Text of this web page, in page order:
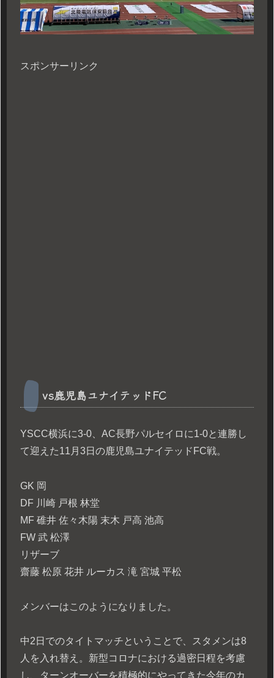
スポンサーリンク
vs鹿児島ユナイテッドFC
YSCC横浜に3-0、AC長野パルセイロに1-0と連勝し
て迎えた11月3日の鹿児島ユナイテッドFC戦。
GK 岡
DF 川崎 戸根 林堂
MF 碓井 佐々木陽 末木 戸高 池高
FW 武 松澤
リザーブ
齋藤 松原 花井 ルーカス 滝 宮城 平松
メンバーはこのようになりました。
中2日でのタイトマッチということで、スタメンは8
人を入れ替え。新型コロナにおける過密日程を考慮
し、ターンオーバーを積極的にやってきた今年のカ